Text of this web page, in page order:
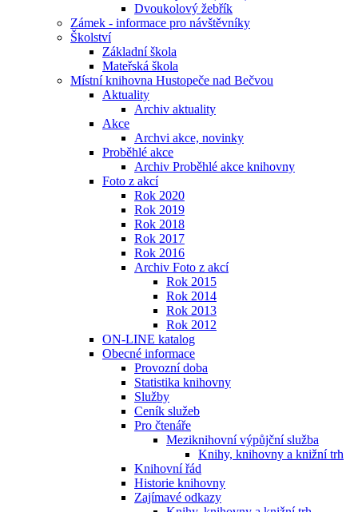
Dvoukolový žebřík
Zámek - informace pro návštěvníky
Školství
Základní škola
Mateřská škola
Místní knihovna Hustopeče nad Bečvou
Aktuality
Archiv aktuality
Akce
Archvi akce, novinky
Proběhlé akce
Archiv Proběhlé akce knihovny
Foto z akcí
Rok 2020
Rok 2019
Rok 2018
Rok 2017
Rok 2016
Archiv Foto z akcí
Rok 2015
Rok 2014
Rok 2013
Rok 2012
ON-LINE katalog
Obecné informace
Provozní doba
Statistika knihovny
Služby
Ceník služeb
Pro čtenáře
Meziknihovní výpůjční služba
Knihy, knihovny a knižní trh
Knihovní řád
Historie knihovny
Zajímavé odkazy